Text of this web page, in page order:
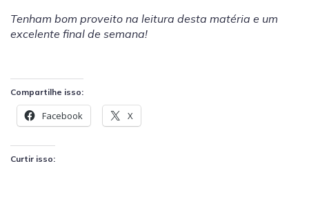
Tenham bom proveito na leitura desta matéria e um
excelente final de semana!
Compartilhe isso:
Facebook X
Curtir isso: